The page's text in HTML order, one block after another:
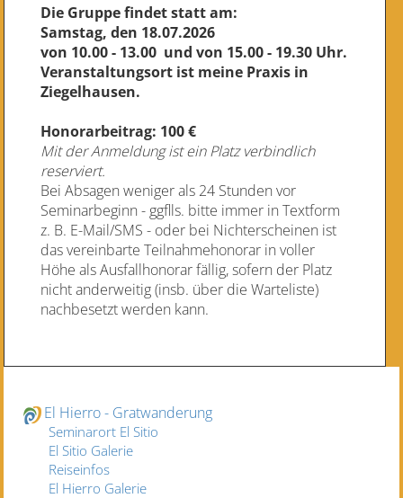
Die Gruppe findet stattam:
Samstag, den 18.07.2026
von 10.00 - 13.00 und von 15.00 - 19.30 Uhr.
Veranstaltungsort ist meine Praxis in
Ziegelhausen.
Honorarbeitrag: 100 €
Mit der Anmeldung ist ein Platz verbindlich
reserviert.
Bei Absagen weniger als 24 Stunden vor
Seminarbeginn - ggflls. bitte immer in Textform
z. B. E-Mail/SMS - oder bei Nichterscheinen ist
das vereinbarte Teilnahmehonorar in voller
Höhe als Ausfallhonorar fällig, sofern der Platz
nicht anderweitig (insb. über die Warteliste)
nachbesetzt werden kann.
El Hierro - Gratwanderung
Seminarort El Sitio
El Sitio Galerie
Reiseinfos
El Hierro Galerie